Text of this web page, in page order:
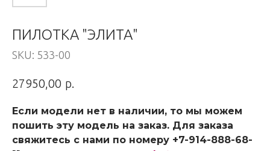
ПИЛОТКА "ЭЛИТА"
SKU: 533-00
27950,00 р.
Если модели нет в наличии, то мы можем
пошить эту модель на заказ. Для заказа
свяжитесь с нами по номеру +7-914-888-68-